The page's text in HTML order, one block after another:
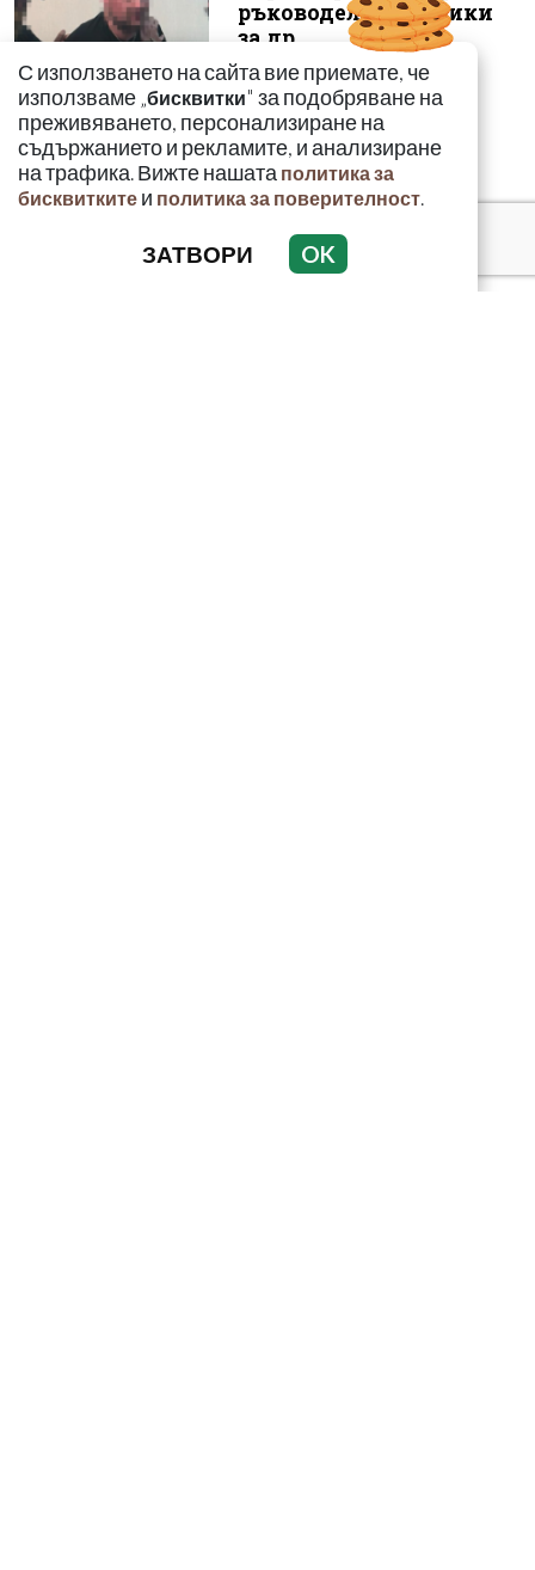
ръководел 14 фабрики
за др...
С използването на сайта вие приемате, че
използваме „бисквитки" за подобряване на
преживяването, персонализиране на
съдържанието и рекламите, и анализиране
на трафика. Вижте нашата политика за
бисквитките и политика за поверителност.
ЗАТВОРИ OK